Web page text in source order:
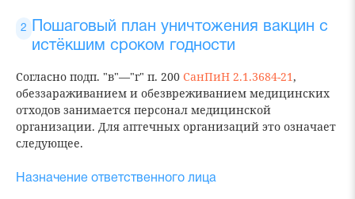
Пошаговый план уничтожения вакцин с
истёкшим сроком годности
Согласно подп. "в"—"г" п. 200 СанПиН 2.1.3684-21,
обеззараживанием и обезвреживанием медицинских
отходов занимается персонал медицинской
организации. Для аптечных организаций это означает
следующее.
Назначение ответственного лица